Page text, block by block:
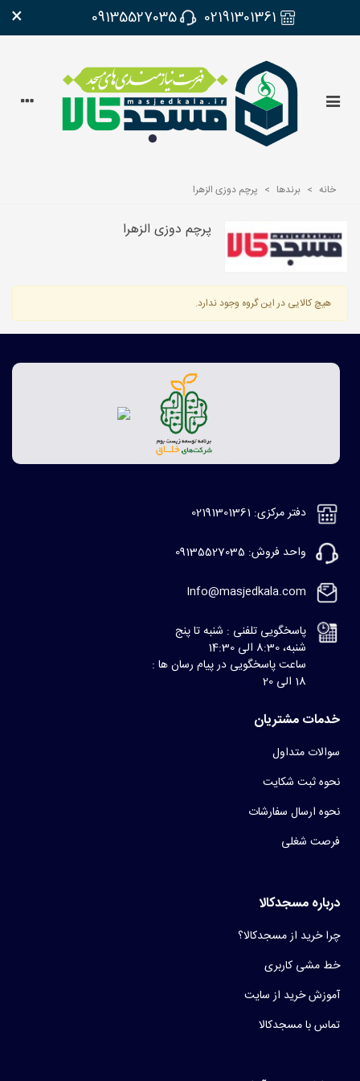
02191301361
09135527035
×
خانه > برندها > پرچم دوزی الزهرا
پرچم دوزی الزهرا
هیچ کالایی در این گروه وجود ندارد.
دفتر مرکزی: 02191301361
واحد فروش: 09135527035
Info@masjedkala.com
پاسخگویی تلفنی : شنبه تا پنج
شنبه، 8:30 الی 14:30
ساعت پاسخگویی در پیام رسان ها :
18 الی 20
خدمات مشتریان
سوالات متداول
نحوه ثبت شکایت
نحوه ارسال سفارشات
فرصت شغلی
درباره مسجدکالا
چرا خرید از مسجدکالا؟
خط مشی کاربری
آموزش خرید از سایت
تماس با مسجدکالا